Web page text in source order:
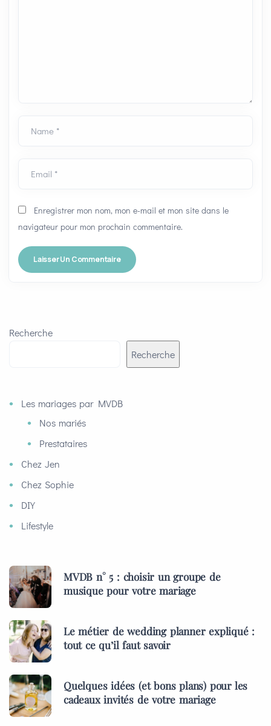
Name *
Email *
Enregistrer mon nom, mon e-mail et mon site dans le
navigateur pour mon prochain commentaire.
Recherche
Recherche
Les mariages par MVDB
Nos mariés
Prestataires
Chez Jen
Chez Sophie
DIY
Lifestyle
MVDB n° 5 : choisir un groupe de
musique pour votre mariage
Le métier de wedding planner expliqué :
tout ce qu’il faut savoir
Quelques idées (et bons plans) pour les
cadeaux invités de votre mariage